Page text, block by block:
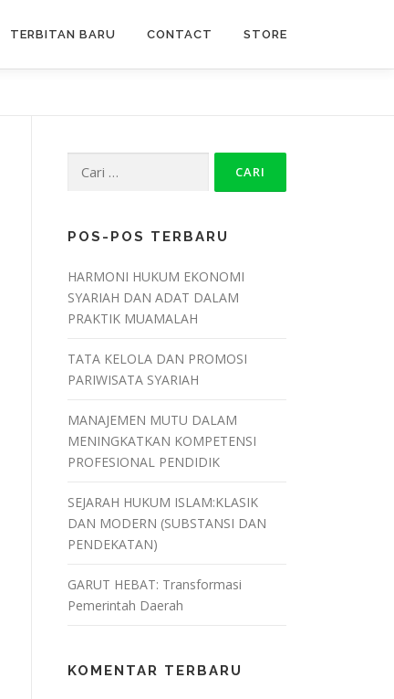
TERBITAN BARU CONTACT STORE
POS-POS TERBARU
HARMONI HUKUM EKONOMI
SYARIAH DAN ADAT DALAM
PRAKTIK MUAMALAH
TATA KELOLA DAN PROMOSI
PARIWISATA SYARIAH
MANAJEMEN MUTU DALAM
MENINGKATKAN KOMPETENSI
PROFESIONAL PENDIDIK
SEJARAH HUKUM ISLAM:KLASIK
DAN MODERN (SUBSTANSI DAN
PENDEKATAN)
GARUT HEBAT: Transformasi
Pemerintah Daerah
KOMENTAR TERBARU